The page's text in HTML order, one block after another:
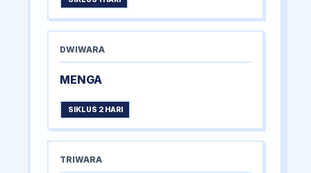
DWIWARA
MENGA
SIKLUS 2 HARI
TRIWARA